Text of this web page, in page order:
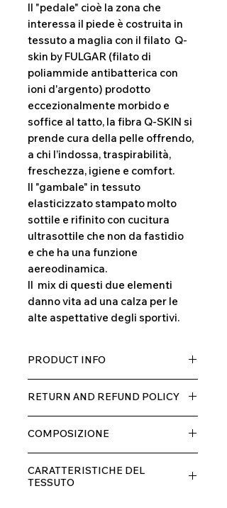
Il "pedale" cioè la zona che
interessa il piede è costruita in
tessuto a maglia con il filato Q-
skin by FULGAR (filato di
poliammide antibatterica con
ioni d'argento) prodotto
eccezionalmente morbido e
soffice al tatto, la fibra Q-SKIN si
prende cura della pelle offrendo,
a chi l’indossa, traspirabilità,
freschezza, igiene e comfort.
Il "gambale" in tessuto
elasticizzato stampato molto
sottile e rifinito con cucitura
ultrasottile che non da fastidio
e che ha una funzione
aereodinamica.
Il mix di questi due elementi
danno vita ad una calza per le
alte aspettative degli sportivi.
PRODUCT INFO
RETURN AND REFUND POLICY
entro 10 giorni dal ricevimento,
rimborseremo il cliente, escluse le
spese di spedizione, non appena
riceveremo la merce resa ed
COMPOSIZIONE
Gambale: Poliestere 80 e elastane
20
CARATTERISTICHE DEL
TESSUTO